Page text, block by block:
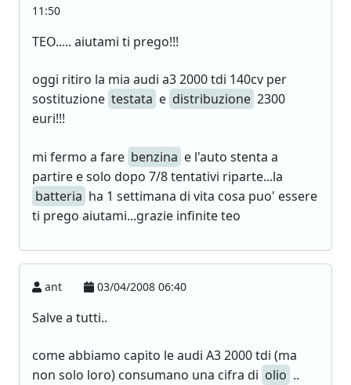
11:50
TEO..... aiutami ti prego!!!
oggi ritiro la mia audi a3 2000 tdi 140cv per
sostituzione testata e distribuzione 2300
euri!!!
mi fermo a fare benzina e l'auto stenta a
partire e solo dopo 7/8 tentativi riparte...la
batteria ha 1 settimana di vita cosa puo' essere
ti prego aiutami...grazie infinite teo
ant 03/04/2008 06:40
Salve a tutti..
come abbiamo capito le audi A3 2000 tdi (ma
non solo loro) consumano una cifra di olio ..